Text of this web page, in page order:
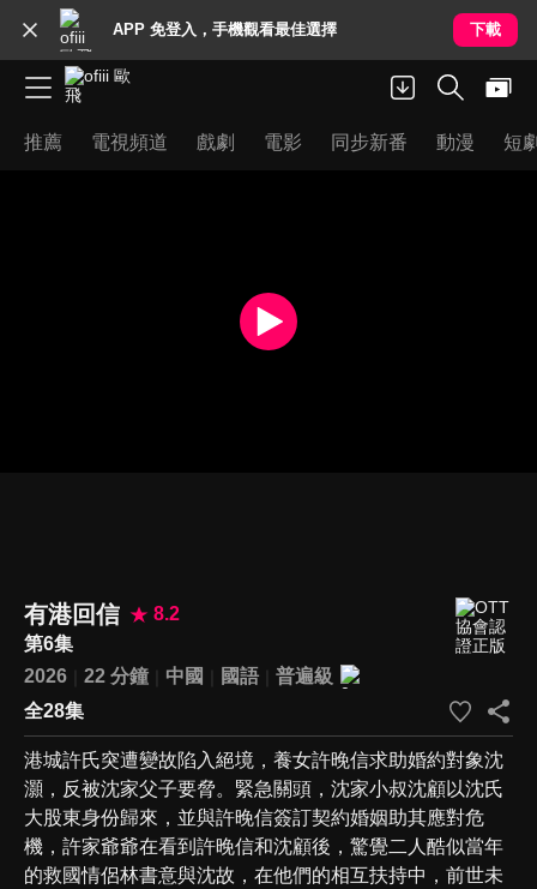
APP 免登入，手機觀看最佳選擇 下載
推薦 電視頻道 戲劇 電影 同步新番 動漫 短
有港回信
8.2
第6集
2026
22 分鐘 中國 國語
普遍級
全28集
港城許氏突遭變故陷入絕境，養女許晚信求助婚約對象沈
灝，反被沈家父子要脅。緊急關頭，沈家小叔沈顧以沈氏
大股東身份歸來，並與許晚信簽訂契約婚姻助其應對危
機，許家爺爺在看到許晚信和沈顧後，驚覺二人酷似當年
的救國情侶林書意與沈故，在他們的相互扶持中，前世未